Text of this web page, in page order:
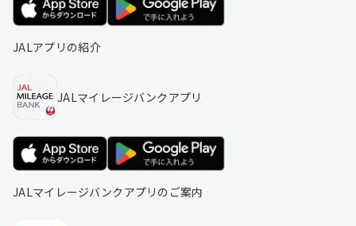
JALアプリの紹介
JALマイレージバンクアプリ
JALマイレージバンクアプリのご案内